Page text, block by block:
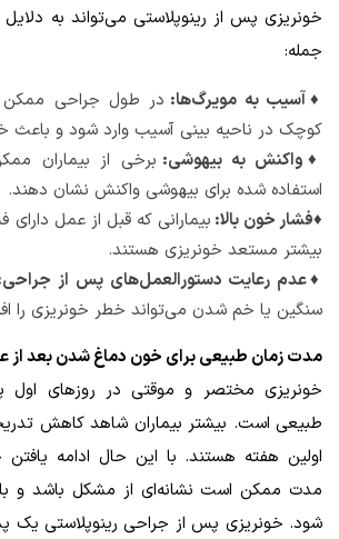
خونریزی پس از رینوپلاستی می‌تواند به
جمله:
♦آسیب به مویرگ‌ها: در طول جراحی
کوچک در ناحیه بینی آسیب وارد شود و باعث
♦واکنش به بیهوشی: برخی از بیماران
استفاده شده برای بیهوشی واکنش نشان دهند.
♦فشار خون بالا: بیمارانی که قبل از عمل دارای
بیشتر مستعد خونریزی هستند.
♦عدم رعایت دستورالعمل‌های پس از
سنگین یا خم شدن می‌تواند خطر خونریزی را
مدت زمان طبیعی برای خون دماغ شدن بعد از
خونریزی مختصر و موقتی در روزهای اول
طبیعی است. بیشتر بیماران شاهد کاهش
اولین هفته هستند. با این حال ادامه یافتن
مدت ممکن است نشانه‌ای از مشکل باشد و
شود. خونریزی پس از جراحی رینوپلاستی یک